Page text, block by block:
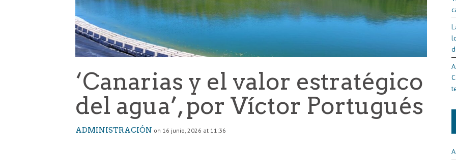
‘Canarias y el valor estratégico
del agua’, por Víctor Portugués
ADMINISTRACIÓN on 16 junio, 2026 at 11:36